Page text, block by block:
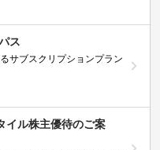
ス
サブスクリプションプラン
イル株主優待のご案